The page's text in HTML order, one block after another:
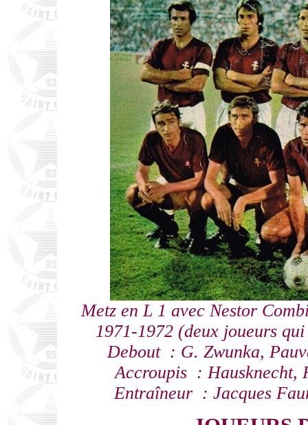
Metz en L 1 avec Nestor
1971-1972 (deux joueurs
Debout : G. Zwunka,
Accroupis : Hausknecht,
Entraîneur : Jacques